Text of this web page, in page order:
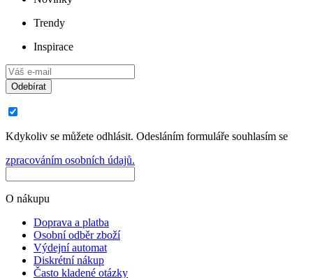
Trendy
Inspirace
Odebírat
Kdykoliv se můžete odhlásit. Odesláním formuláře souhlasím se
zpracováním osobních údajů.
O nákupu
Doprava a platba
Osobní odběr zboží
Výdejní automat
Diskrétní nákup
Často kladené otázky